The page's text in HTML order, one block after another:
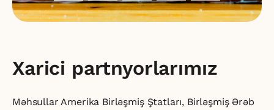
Xarici partnyorlarımız
Məhsullar Amerika Birləşmiş Ştatları, Birləşmiş Ərəb